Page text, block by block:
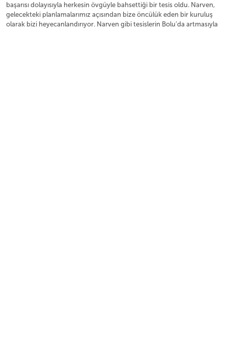
başarısı dolayısıyla herkesin övgüyle bahsettiği bir tesis oldu. Narven,
gelecekteki planlamalarımız açısından bize öncülük eden bir kuruluş
olarak bizi heyecanlandırıyor. Narven gibi tesislerin Bolu’da artmasıyla